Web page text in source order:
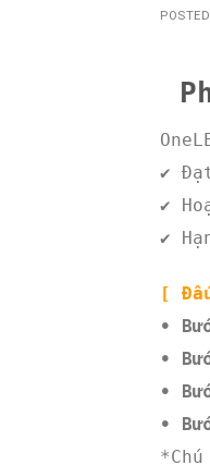
✔
✔
✔
[
•
•
•
•